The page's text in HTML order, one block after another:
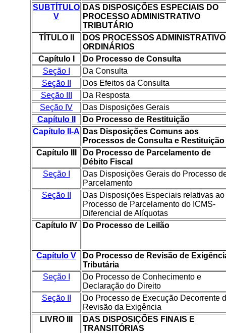
SUBTÍTULO
V
DAS DISPOSIÇÕES ESPECIAIS DO
PROCESSO ADMINISTRATIVO
TRIBUTÁRIO
TÍTULO II
DOS PROCESSOS
ORDINÁRIOS
Capítulo I
Do Processo de Consulta
Seção I
Da Consulta
Seção II
Dos Efeitos da Consulta
Seção III
Da Resposta
Seção IV
Das Disposições Gerais
Capítulo II
Do Processo de Restituição
Capítulo II-A Das Disposições Comuns aos
Processos de Consulta e Restituição
Capítulo III
Do Processo de Parcelamento de
Débito Fiscal
Seção I
Das Disposições Gerais do Processo
Parcelamento
Seção II
Das Disposições Especiais relativas ao
Processo de Parcelamento do ICMS-
Diferencial de Alíquotas
Capítulo IV
Do Processo de Leilão
Capítulo V
Do Processo de Revisão de
Tributária
Seção I
Do Processo de Conhecimento e
Declaração do Direito
Seção II
Do Processo de Execução Decorrente
Revisão da Exigência
LIVRO III
DAS DISPOSIÇÕES FINAIS E
TRANSITÓRIAS